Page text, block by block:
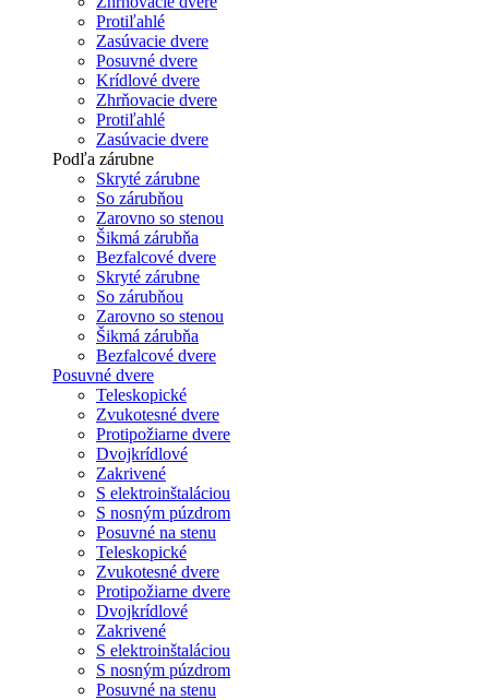
Protiľahlé
Zasúvacie dvere
Posuvné dvere
Krídlové dvere
Zhrňovacie dvere
Protiľahlé
Zasúvacie dvere
Podľa zárubne
Skryté zárubne
So zárubňou
Zarovno so stenou
Šikmá zárubňa
Bezfalcové dvere
Skryté zárubne
So zárubňou
Zarovno so stenou
Šikmá zárubňa
Bezfalcové dvere
Posuvné dvere
Teleskopické
Zvukotesné dvere
Protipožiarne dvere
Dvojkrídlové
Zakrivené
S elektroinštaláciou
S nosným púzdrom
Posuvné na stenu
Teleskopické
Zvukotesné dvere
Protipožiarne dvere
Dvojkrídlové
Zakrivené
S elektroinštaláciou
S nosným púzdrom
Posuvné na stenu